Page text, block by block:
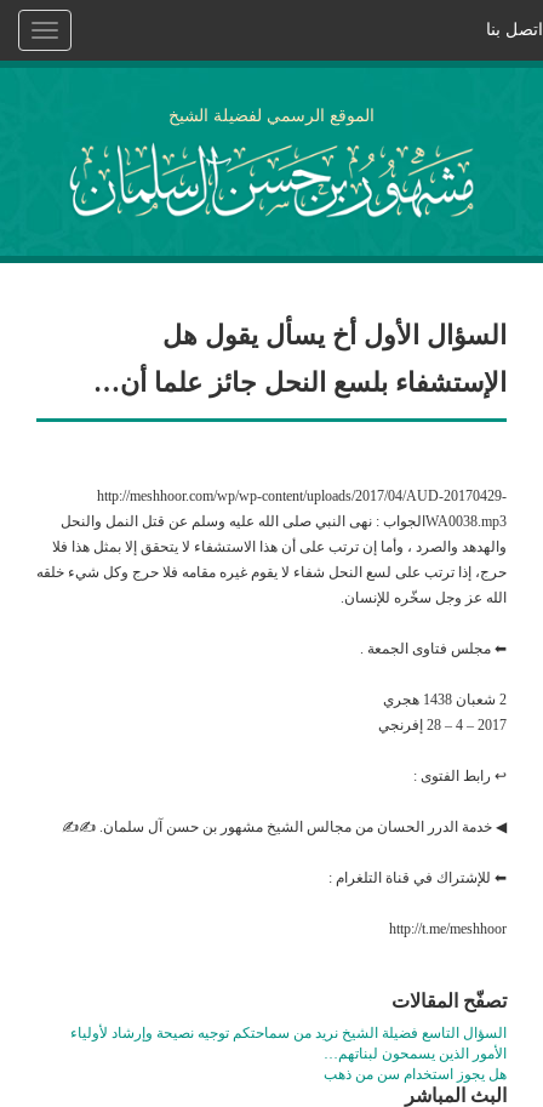
Toggle
اتصل بنا
الموقع الرسمي لفضيلة الشيخ
السؤال الأول أخ يسأل يقول هل
الإستشفاء بلسع النحل جائز علما أن…
http://meshhoor.com/wp/wp-content/uploads/2017/04/AUD-20170429-
WA0038.mp3الجواب : نهى النبي صلى الله عليه وسلم عن قتل النمل والنحل
والهدهد والصرد ، وأما إن ترتب على أن هذا الاستشفاء لا يتحقق إلا بمثل هذا فلا
حرج، إذا ترتب على لسع النحل شفاء لا يقوم غيره مقامه فلا حرج وكل شيء خلقه
الله عز وجل سخّره للإنسان.
⬅ مجلس فتاوى الجمعة .
2 شعبان 1438 هجري
2017 – 4 – 28 إفرنجي
↩ رابط الفتوى :
◀ خدمة الدرر الحسان من مجالس الشيخ مشهور بن حسن آل سلمان. ✍✍
⬅ للإشتراك في قناة التلغرام :
http://t.me/meshhoor
تصفّح المقالات
السؤال التاسع فضيلة الشيخ نريد من سماحتكم توجيه نصيحة وإرشاد لأولياء
الأمور الذين يسمحون لبناتهم…
هل يجوز استخدام سن من ذهب
البث المباشر